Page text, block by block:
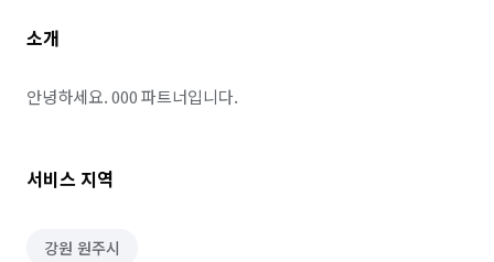
소개
안녕하세요. 000 파트너입니다.
서비스 지역
강원 원주시